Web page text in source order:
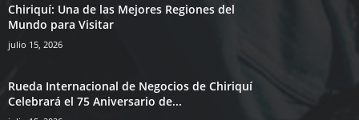
Chiriquí: Una de las Mejores Regiones del
Mundo para Visitar
julio 15, 2026
Rueda Internacional de Negocios de Chiriquí
Celebrará el 75 Aniversario de...